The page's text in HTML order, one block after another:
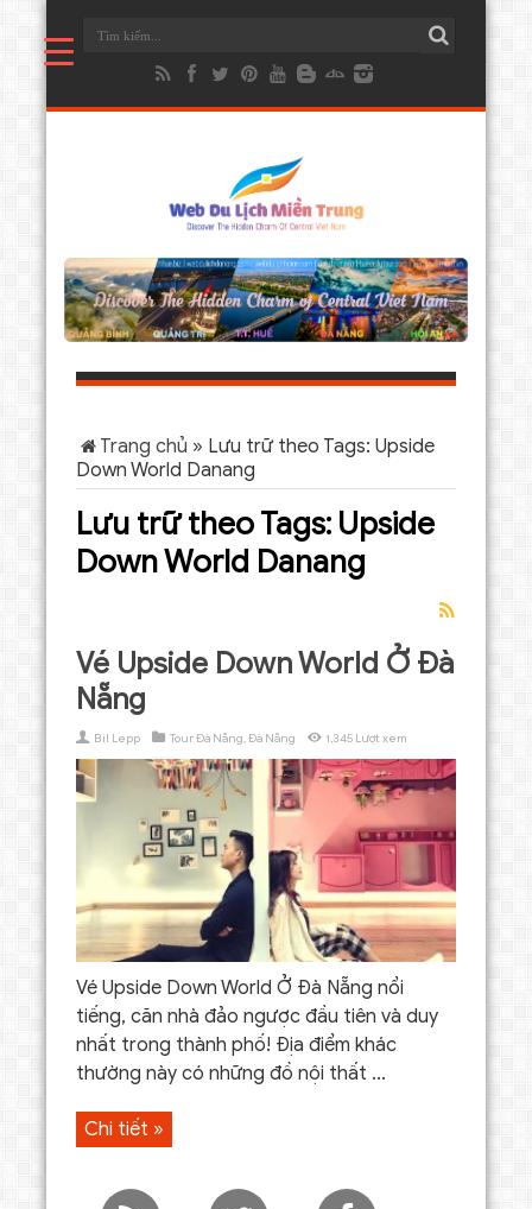
Trang chủ » Lưu trữ theo Tags: Upside
Down World Danang
Lưu trữ theo Tags: Upside
Down World Danang
Vé Upside Down World Ở Đà
Nẵng
Bil Lepp Tour Đà Nẵng,Đà Nẵng 1,345 Lượt xem
Vé Upside Down World Ở Đà Nẵng nổi
tiếng, căn nhà đảo ngược đầu tiên và duy
nhất trong thành phố! Địa điểm khác
thường này có những đồ nội thất ...
Chi tiết »